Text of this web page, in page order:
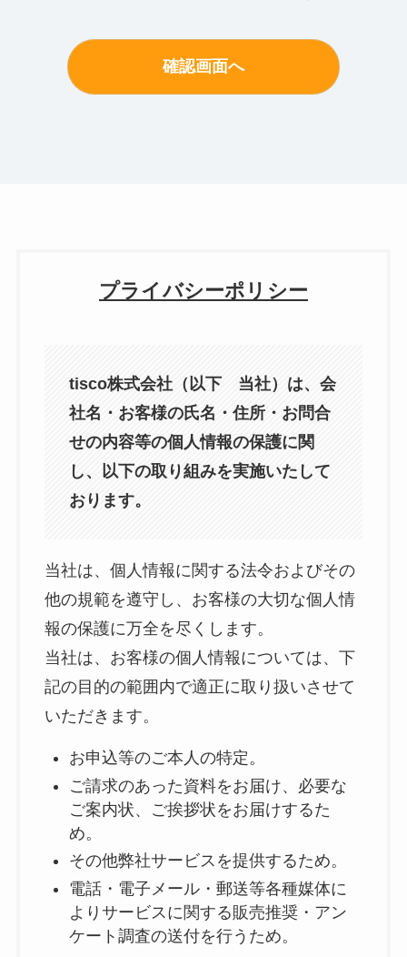
プライバシーポリシー
tisco株式会社（以下 当社）は、会
社名・お客様の氏名・住所・お問合
せの内容等の個人情報の保護に関
し、以下の取り組みを実施いたして
おります。
当社は、個人情報に関する法令およびその
他の規範を遵守し、お客様の大切な個人情
報の保護に万全を尽くします。
当社は、お客様の個人情報については、下
記の目的の範囲内で適正に取り扱いさせて
いただきます。
お申込等のご本人の特定。
ご請求のあった資料をお届け、必要な
ご案内状、ご挨拶状をお届けするた
め。
その他弊社サービスを提供するため。
電話・電子メール・郵送等各種媒体に
よりサービスに関する販売推奨・アン
ケート調査の送付を行うため。